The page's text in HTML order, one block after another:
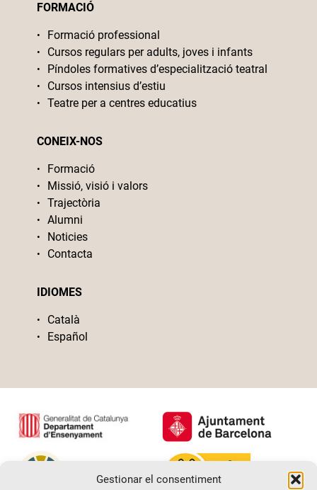
Gestionar el consentiment
FORMACIÓ
Formació professional
Cursos regulars per adults, joves i infants
Píndoles formatives d’especialització teatral
Cursos intensius d’estiu
Teatre per a centres educatius
CONEIX-NOS
Formació
Missió, visió i valors
Trajectòria
Alumni
Noticies
Contacta
IDIOMES
Català
Español